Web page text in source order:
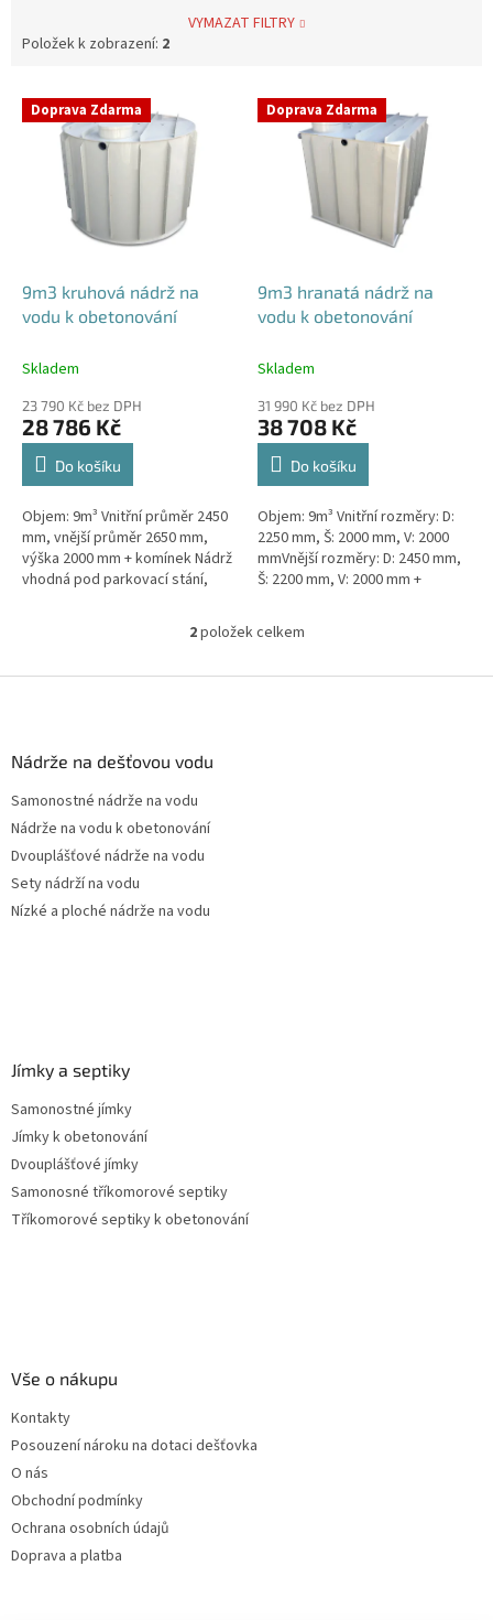
VYMAZAT FILTRY
Položek k zobrazení: 2
V Doprava Zdarma
9m3 kruhová nádrž na
vodu k obetonování
Skladem
23 790 Kč bez DPH
28 786 Kč
Do košíku
Objem: 9m³ Vnitřní průměr 2450
mm, vnější průměr 2650 mm,
výška 2000 mm + komínek Nádrž
vhodná pod parkovací stání,
umístění přítoku/ů, odtoku/ů...
Doprava Zdarma
9m3 hranatá nádrž na
vodu k obetonování
Skladem
31 990 Kč bez DPH
38 708 Kč
Do košíku
Objem: 9m³ Vnitřní rozměry: D:
2250 mm, Š: 2000 mm, V: 2000
mmVnější rozměry: D: 2450 mm,
Š: 2200 mm, V: 2000 mm +
parkovací stání, komunikace i
terasy...
O
l
2položek celkem
Nádrže na dešťovou vodu
Samonostné nádrže na vodu
Nádrže na vodu k obetonování
Dvouplášťové nádrže na vodu
Sety nádrží na vodu
Nízké a ploché nádrže na vodu
Jímky a septiky
Samonostné jímky
Jímky k obetonování
Dvouplášťové jímky
Samonosné tříkomorové septiky
Tříkomorové septiky k obetonování
Vše o nákupu
Kontakty
Posouzení nároku na dotaci dešťovka
O nás
Obchodní podmínky
Ochrana osobních údajů
Doprava a platba